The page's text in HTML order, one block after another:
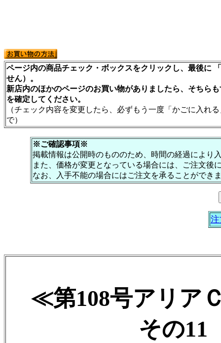
ページ内の商品チェック・ボックスをクリックし、最後に
せん）。
新店内のほかのページのお買い物がありましたら、そちら
を確定してください。
（チェック内容を変更したら、必ずもう一度「かごに入れ
で）
※ご確認事項※
掲載情報は公開時のもののため、時間の経過により
また、価格が変更となっている場合には、ご注文後
なお、入手不能の場合にはご注文を承ることができ
≪第108号アリア
その11